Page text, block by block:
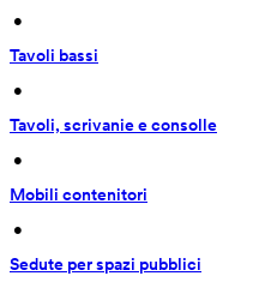
•
Tavoli bassi
•
Tavoli, scrivanie e consolle
•
Mobili contenitori
•
Sedute per spazi pubblici